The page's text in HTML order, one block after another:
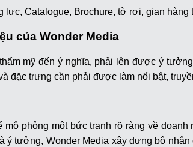
lực, Catalogue, Brochure, tờ rơi, gian
của Wonder Media
mỹ đến ý nghĩa, phải lên được ý
đặc trưng cần phải được làm nổi bật,
phỏng một bức tranh rõ ràng về
ý tưởng, Wonder Media xây dựng bộ